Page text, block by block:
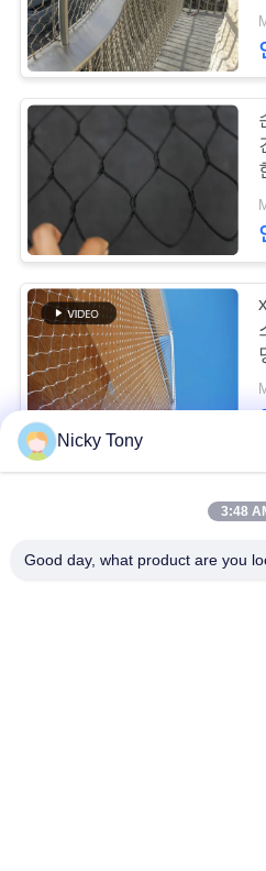
주
세
요
인
용
문
을
요
하
Nicky Tony
3:48
Good day, what product are you